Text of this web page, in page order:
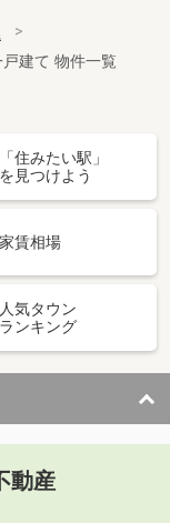
建て 物件一覧
「住みたい駅」
を見つけよう
家賃相場
人気タウン
ランキング
動産